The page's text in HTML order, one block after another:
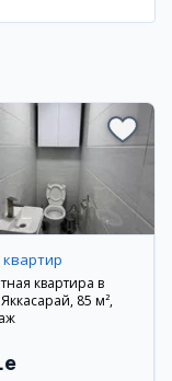
квартира в
85 м²,